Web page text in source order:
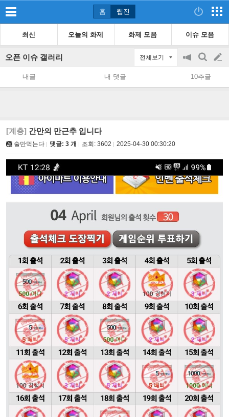
홈 웹진
최신 오늘의 화제 화제 모음 이슈 모음
오픈 이슈 갤러리 전체보기
공
지
on/off
검
색
글
쓰
내글 내 댓글 10추글
[계층] 간만의 만근추 입니다
술만먹는다 댓글: 3 개 조회: 3602 2025-04-30 00:30:20